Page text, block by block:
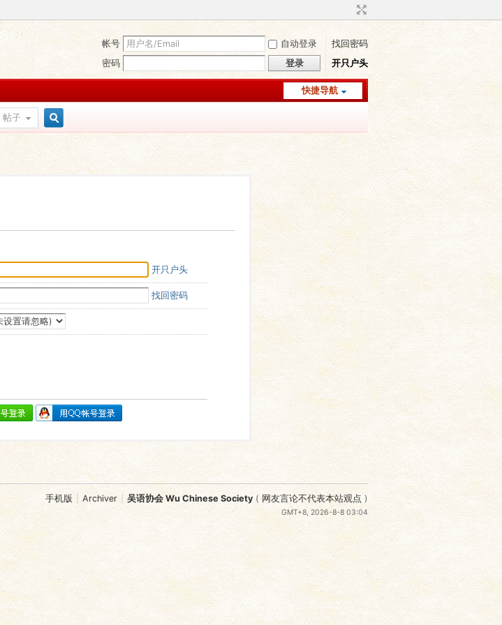
帐号 自动登录
找回密码
密码
登录 开只户头
快捷导航
帖子
开只户头
找回密码
手机版 Archiver 吴语协会 Wu Chinese Society ( 网友言论不代表本站观点 )
GMT+8, 2026-8-8 03:04